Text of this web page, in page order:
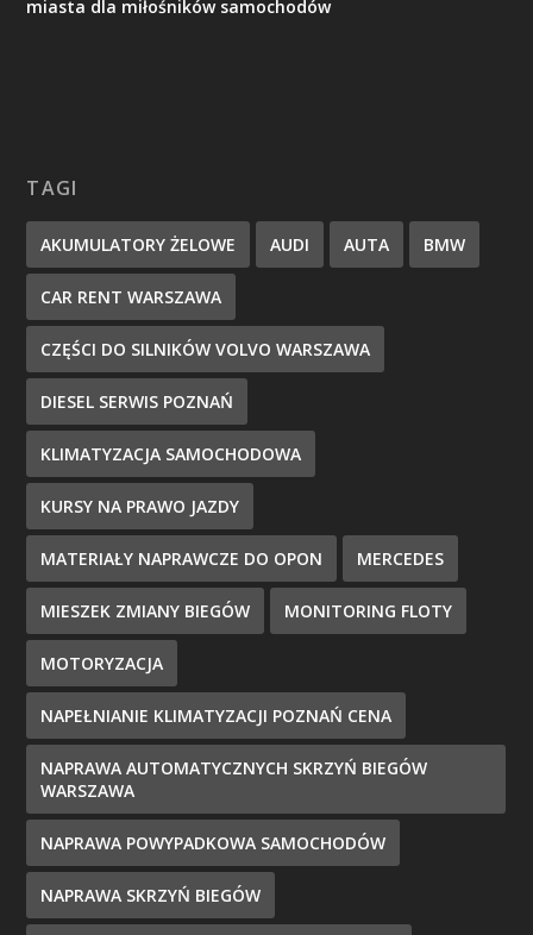
miasta dla miłośników samochodów
TAGI
AKUMULATORY ŻELOWE AUDI AUTA BMW
CAR RENT WARSZAWA
CZĘŚCI DO SILNIKÓW VOLVO WARSZAWA
DIESEL SERWIS POZNAŃ
KLIMATYZACJA SAMOCHODOWA
KURSY NA PRAWO JAZDY
MATERIAŁY NAPRAWCZE DO OPON MERCEDES
MIESZEK ZMIANY BIEGÓW MONITORING FLOTY
MOTORYZACJA
NAPEŁNIANIE KLIMATYZACJI POZNAŃ CENA
NAPRAWA AUTOMATYCZNYCH SKRZYŃ BIEGÓW
WARSZAWA
NAPRAWA POWYPADKOWA SAMOCHODÓW
NAPRAWA SKRZYŃ BIEGÓW